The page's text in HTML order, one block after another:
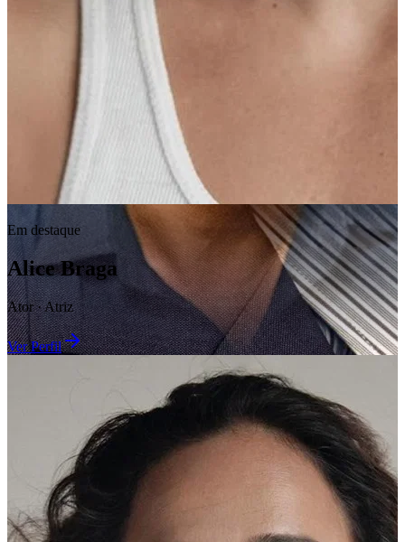
Em destaque
Em destaque
Alice Braga
Ator · Atriz
Ver Perfil
Em destaque